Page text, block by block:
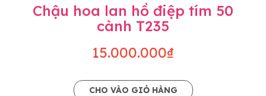
Chậu hoa lan hồ điệp tím 50
cành T235
15.000.000₫
CHO VÀO GIỎ HÀNG